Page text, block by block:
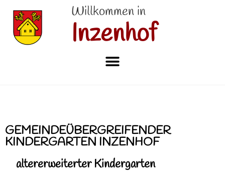
Willkommen in
Inzenhof
GEMEINDEÜBERGREIFENDER
KINDERGARTEN INZENHOF
altererweiterter Kindergarten